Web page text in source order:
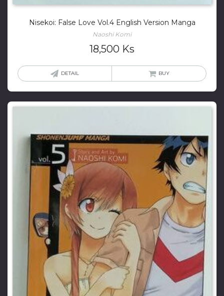
Nisekoi: False Love Vol.4 English Version Manga
Naoshi Komi
18,500 Ks
DETAIL BUY